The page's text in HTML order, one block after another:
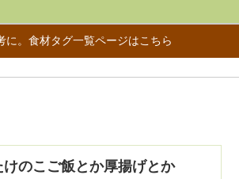
に。食材タグ一覧ページはこちら
のこご飯とか厚揚げとか